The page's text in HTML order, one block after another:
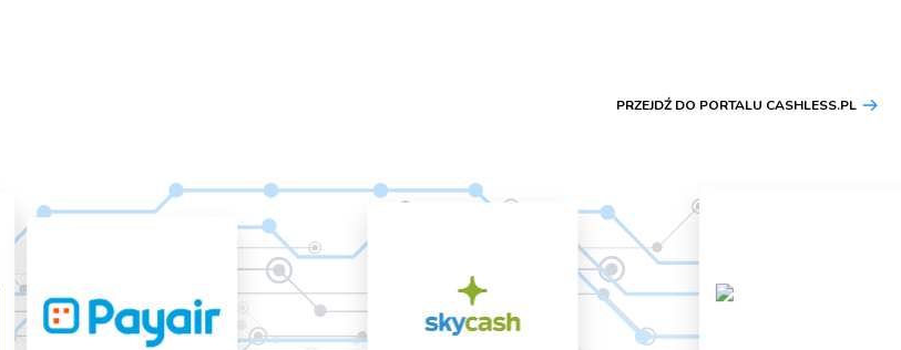
PRZEJDŹ DO PORTALU CASHLESS.PL